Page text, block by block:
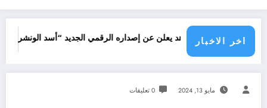
اخر الاخبار
قدور شاهد يعلن عن إصداره الرقمي الجديد “أسد الونشريس” تخليدا لنضال
جرائم
مايو 13, 2024 0 تعليقات